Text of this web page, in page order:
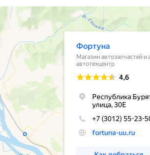
[96]
[34]
[6]
[74]
[969]
[249]
[64]
[2]
[5]
[3]